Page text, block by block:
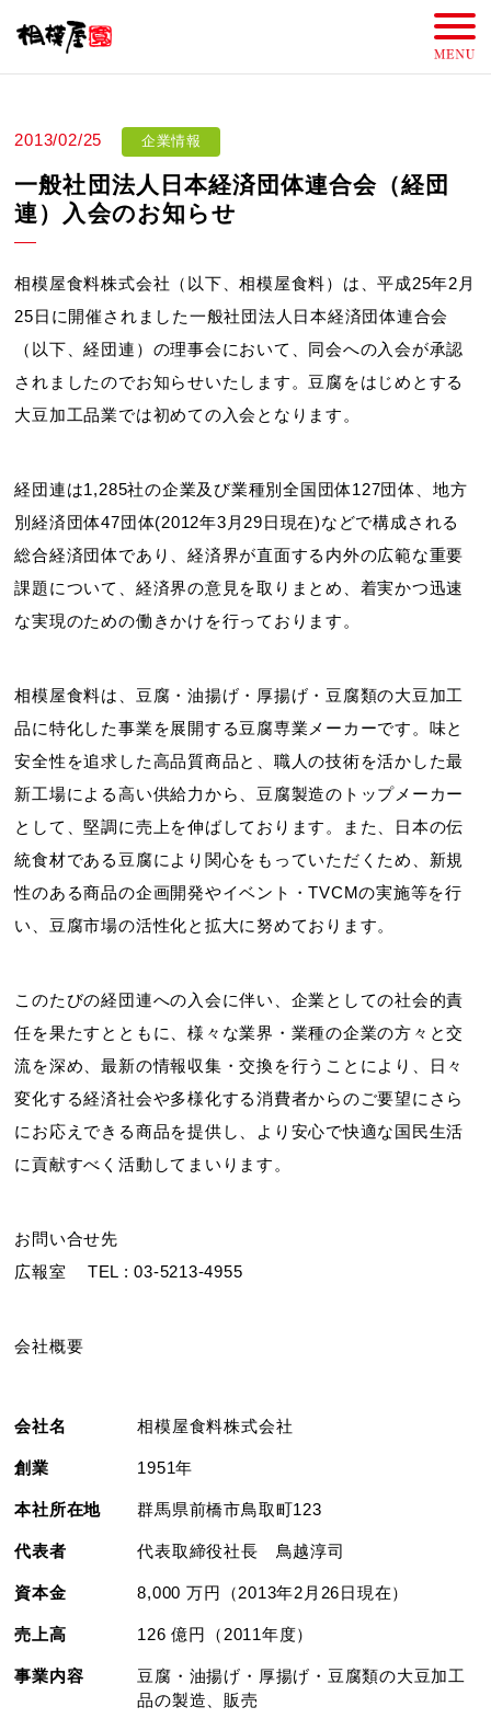
2013/02/25 企業情報
一般社団法人日本経済団体連合会（経団
連）入会のお知らせ
相模屋食料株式会社（以下、相模屋食料）は、平成25年2月
25日に開催されました一般社団法人日本経済団体連合会
（以下、経団連）の理事会において、同会への入会が承認
されましたのでお知らせいたします。豆腐をはじめとする
大豆加工品業では初めての入会となります。
経団連は1,285社の企業及び業種別全国団体127団体、地方
別経済団体47団体(2012年3月29日現在)などで構成される
総合経済団体であり、経済界が直面する内外の広範な重要
課題について、経済界の意見を取りまとめ、着実かつ迅速
な実現のための働きかけを行っております。
相模屋食料は、豆腐・油揚げ・厚揚げ・豆腐類の大豆加工
品に特化した事業を展開する豆腐専業メーカーです。味と
安全性を追求した高品質商品と、職人の技術を活かした最
新工場による高い供給力から、豆腐製造のトップメーカー
として、堅調に売上を伸ばしております。また、日本の伝
統食材である豆腐により関心をもっていただくため、新規
性のある商品の企画開発やイベント・TVCMの実施等を行
い、豆腐市場の活性化と拡大に努めております。
このたびの経団連への入会に伴い、企業としての社会的責
任を果たすとともに、様々な業界・業種の企業の方々と交
流を深め、最新の情報収集・交換を行うことにより、日々
変化する経済社会や多様化する消費者からのご要望にさら
にお応えできる商品を提供し、より安心で快適な国民生活
に貢献すべく活動してまいります。
お問い合せ先
広報室 TEL : 03-5213-4955
会社概要
会社名 相模屋食料株式会社
創業 1951年
本社所在地 群馬県前橋市鳥取町123
代表者 代表取締役社長 鳥越淳司
資本金 8,000 万円（2013年2月26日現在）
売上高 126 億円（2011年度）
事業内容
豆腐・油揚げ・厚揚げ・豆腐類の大豆加工
品の製造、販売